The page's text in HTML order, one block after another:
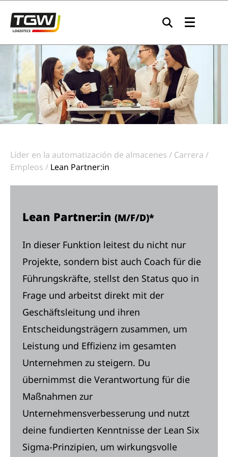
Líder en la automatización de almacenes
Carrera
Empleos
Lean Partner:in
Lean Partner:in (M/F/D)*
In dieser Funktion leitest du nicht nur
Projekte, sondern bist auch Coach für die
Führungskräfte, stellst den Status quo in
Frage und arbeitst direkt mit der
Geschäftsleitung und ihren
Entscheidungsträgern zusammen, um
Leistung und Effizienz im gesamten
Unternehmen zu steigern. Du
übernimmst die Verantwortung für die
Maßnahmen zur
Unternehmensverbesserung und nutzt
deine fundierten Kenntnisse der Lean Six
Sigma-Prinzipien, um wirkungsvolle